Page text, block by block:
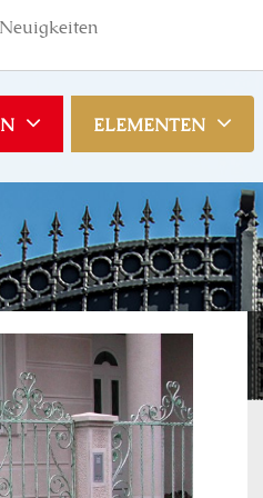
Neuigkeiten
ELEMENTEN